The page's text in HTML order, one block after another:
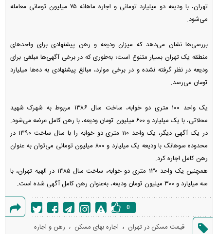
تهران، با ودیعه دو میلیارد تومانی و اجاره ماهانه ۷۵ میلیون تومانی معامله
می‌شود.
بررسی‌ها نشان می‌دهد که میزان ودیعه و رهن پیشنهادی برای واحد‌های
منطقه یک تهران بسیار متنوع است؛ به‌طوری که در برخی آگهی‌ها مبلغی برای
ودیعه در نظر گرفته نشده و در برخی موارد، مبالغ پیشنهادی به ده‌ها میلیارد
تومان می‌رسد.
یک واحد ۱۰۰ متری دو خوابه، ساخت سال ۱۳۸۶ مربوط به شهرک شهید
محلاتی، با یک میلیارد و ۶۰۰ میلیون تومان ودیعه، با رهن کامل عرضه می‌شود.
در یک آگهی دیگر، یک واحد ۱۱۰ متری دو خوابه را با سال ساخت ۱۳۹۰ در
محدوده سوهانک با ودیعه یک میلیارد و ۸۰۰ میلیون تومانی می‌توان به عنوان
رهن کامل اجاره کرد.
همچنین یک واحد ۱۳۰ متری دو خوابه، ساخت سال ۱۳۸۵ در الهیه تهران، با
سه میلیارد و ۳۰۰ میلیون تومان ودیعه، به‌عنوان رهن کامل آگهی شده است.
گزارش
0
قیمت مسکن در تهران ، اجاره بهای مسکن ، رهن و اجاره